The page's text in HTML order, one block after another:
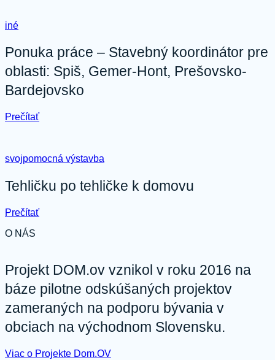
oblasti:
Kecerovce,
Čičava,
Veľká
Lomnica,
Veľký
iné
Ponuka práce – Stavebný koordinátor pre
oblasti: Spiš, Gemer-Hont, Prešovsko-
Bardejovsko
Prečítať:
Stavebný koordinátor
oblasti:
Spiš,
Hont,
svojpomocná výstavba
Tehličku po tehličke k domovu
Prečítať:
domovu
O NÁS
Projekt DOM.ov vznikol v roku 2016 na
báze pilotne odskúšaných projektov
zameraných na podporu bývania v
obciach na východnom Slovensku.
Viac o Projekte Dom.OV